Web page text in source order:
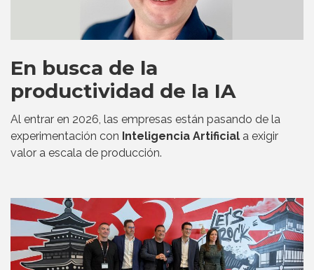
En busca de la
productividad de la IA
Al entrar en 2026, las empresas están pasando de la
experimentación con Inteligencia Artificial a exigir
valor a escala de producción.